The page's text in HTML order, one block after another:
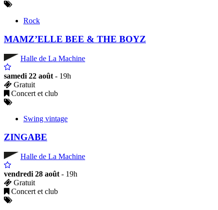
Rock
MAMZ’ELLE BEE & THE BOYZ
Halle de La Machine
samedi 22 août - 19h
Gratuit
Concert et club
Swing vintage
ZINGABE
Halle de La Machine
vendredi 28 août - 19h
Gratuit
Concert et club